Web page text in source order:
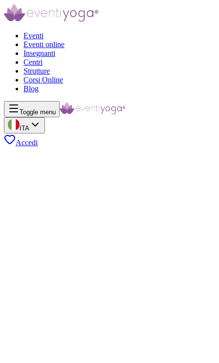
Eventi
Eventi online
Insegnanti
Centri
Strutture
Corsi Online
Blog
Toggle menu
ITA
Accedi